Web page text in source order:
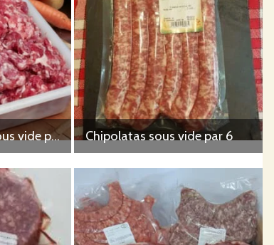
Chair à saucisse sous vide par 500g Chipolatas sous vide par 6